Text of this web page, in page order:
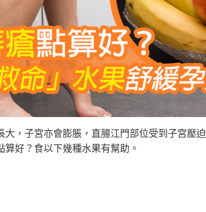
大，子宮亦會膨脹，直腸江門部位受到子宮壓
好？食以下幾種水果有幫助。